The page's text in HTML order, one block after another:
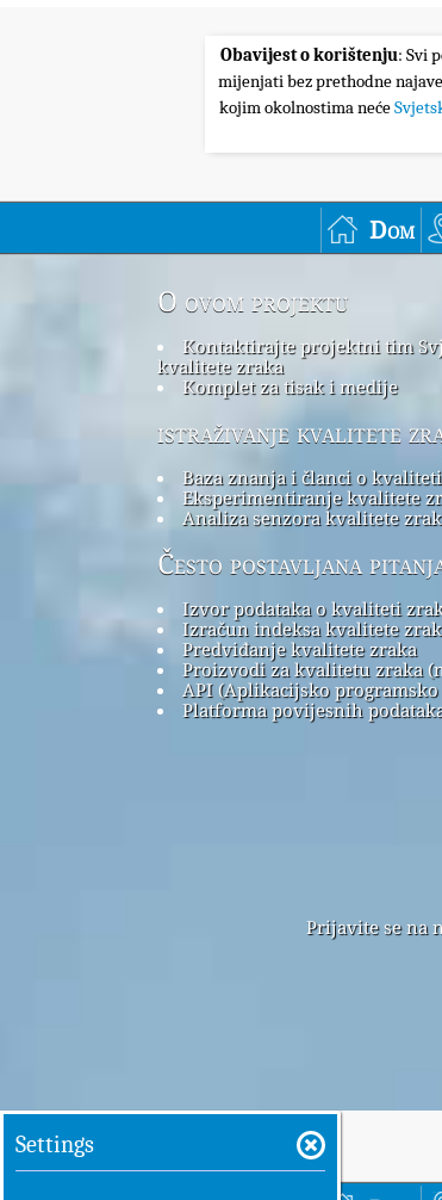
Obavijest o korištenju: Svi
mijenjati bez prethodne
kojim okolnostima neće
Dom
O ovom projektu
Kontaktirajte projektni tim
kvalitete zraka
Komplet za tisak i medije
istraživanje kvalitete
Baza znanja i članci o
Eksperimentiranje kvalitete
Analiza senzora kvalitete
Često postavljana
Izvor podataka o kvaliteti
Izračun indeksa kvalitete
Predviđanje kvalitete zraka
Proizvodi za kvalitetu zraka
API (Aplikacijsko programsko
Platforma povijesnih
Prijavite se na
Settings